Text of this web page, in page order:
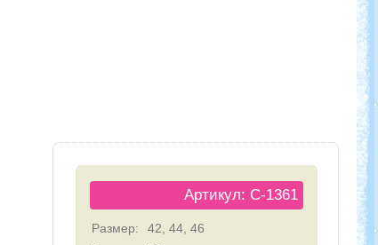
Артикул: C-1361
Размер:
42, 44, 46